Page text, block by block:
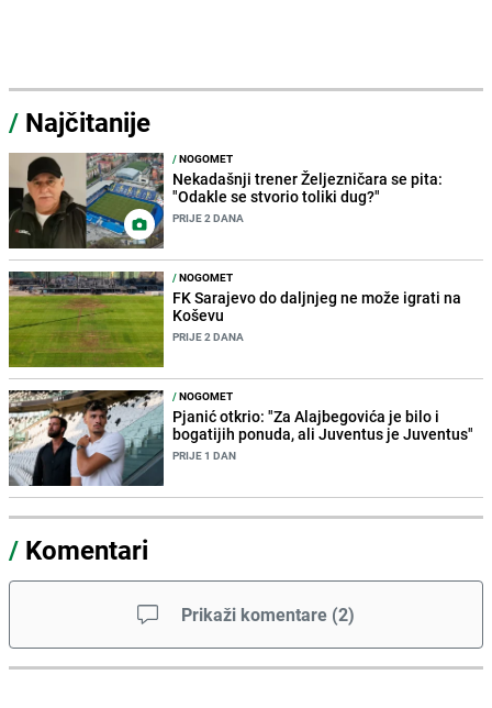
/ Najčitanije
/NOGOMET
Nekadašnji trener Željezničara se pita:
"Odakle se stvorio toliki dug?"
PRIJE 2 DANA
/NOGOMET
FK Sarajevo do daljnjeg ne može igrati na
Koševu
PRIJE 2 DANA
/NOGOMET
Pjanić otkrio: "Za Alajbegovića je bilo i
bogatijih ponuda, ali Juventus je Juventus"
PRIJE 1 DAN
/ Komentari
Prikaži komentare (2)